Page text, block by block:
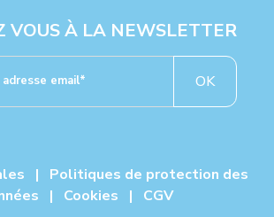
VOUS À LA NEWSLETTER
OK
|
Politiques de protection des
| Cookies | CGV